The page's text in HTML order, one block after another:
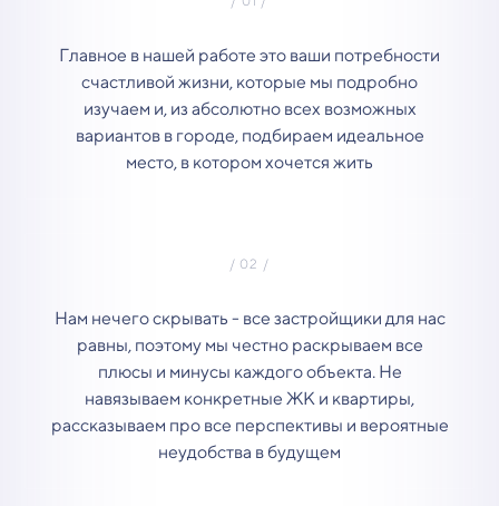
Главное в нашей работе это ваши потребности
счастливой жизни, которые мы подробно
изучаем и, из абсолютно всех возможных
вариантов в городе, подбираем идеальное
место, в котором хочется жить
Нам нечего скрывать - все застройщики для нас
равны, поэтому мы честно раскрываем все
плюсы и минусы каждого объекта. Не
навязываем конкретные ЖК и квартиры,
рассказываем про все перспективы и вероятные
неудобства в будущем